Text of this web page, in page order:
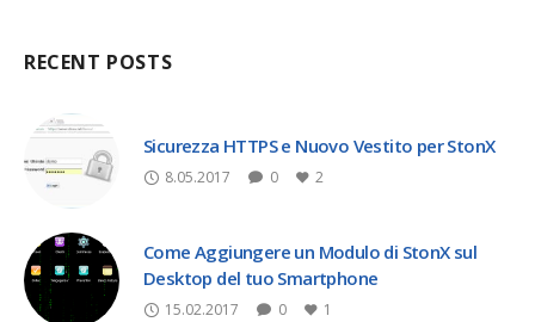
RECENT POSTS
Sicurezza HTTPS e Nuovo Vestito per StonX
8.05.2017 0 2
Come Aggiungere un Modulo di StonX sul
Desktop del tuo Smartphone
15.02.2017 0 1